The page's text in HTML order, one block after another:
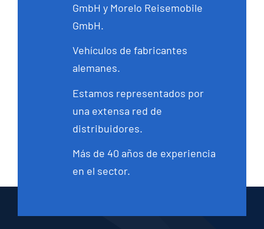
GmbH y Morelo Reisemobile
GmbH.
Vehículos de fabricantes
alemanes.
Estamos representados por
una extensa red de
distribuidores.
Más de 40 años de experiencia
en el sector.